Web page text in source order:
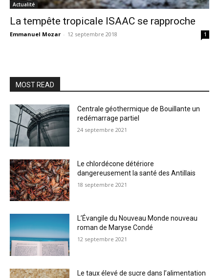
Actualité
La tempête tropicale ISAAC se rapproche
Emmanuel Mozar - 12 septembre 2018 1
MOST READ
Centrale géothermique de Bouillante un
redémarrage partiel
24 septembre 2021
Le chlordécone détériore
dangereusement la santé des Antillais
18 septembre 2021
L’Évangile du Nouveau Monde nouveau
roman de Maryse Condé
12 septembre 2021
Le taux élevé de sucre dans l’alimentation